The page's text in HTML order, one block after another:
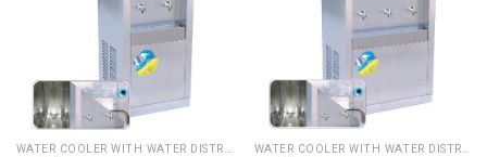
WATER COOLER WITH WATER DISTRIBUTION WATER COOLER WITH WATER DISTRIBUTION